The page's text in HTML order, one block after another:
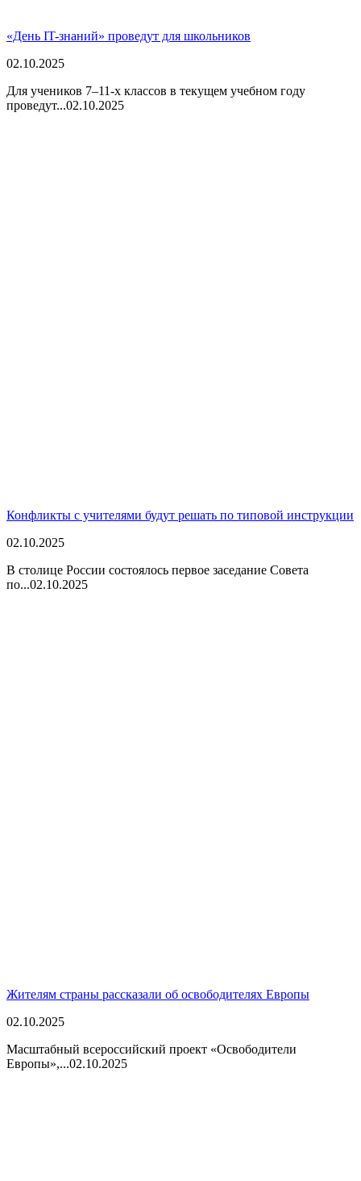
«День IT-знаний» проведут для школьников
02.10.2025
Для учеников 7–11-х классов в текущем учебном году
проведут...02.10.2025
Конфликты с учителями будут решать по типовой инструкции
02.10.2025
В столице России состоялось первое заседание Совета
по...02.10.2025
Жителям страны рассказали об освободителях Европы
02.10.2025
Масштабный всероссийский проект «Освободители
Европы»,...02.10.2025